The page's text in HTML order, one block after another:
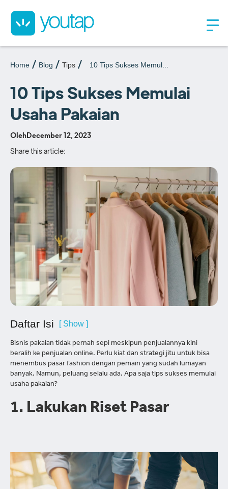
Home Blog Tips 10 Tips Sukses Memul...
10 Tips Sukses Memulai
Usaha Pakaian
OlehDecember 12, 2023
Share this article:
Daftar Isi [ Show ]
Bisnis pakaian tidak pernah sepi meskipun penjualannya kini
beralih ke penjualan online. Perlu kiat dan strategi jitu untuk bisa
menembus pasar fashion dengan pemain yang sudah lumayan
banyak. Namun, peluang selalu ada. Apa saja tips sukses memulai
usaha pakaian?
1. Lakukan Riset Pasar